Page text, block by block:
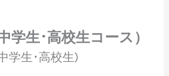
学生･高校生コース）
学生･高校生)